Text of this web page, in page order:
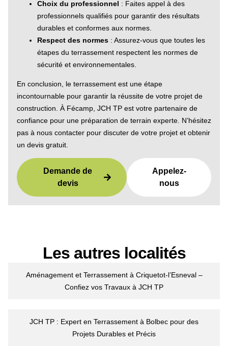
Choix du professionnel : Faites appel à des
professionnels qualifiés pour garantir des résultats
durables et conformes aux normes.
Respect des normes: Assurez-vous que toutes les
étapes du terrassement respectent les normes de
sécurité et environnementales.
En conclusion, le terrassement est une étape
incontournable pour garantir la réussite de votre projet de
construction. À Fécamp, JCH TP est votre partenaire de
confiance pour une préparation de terrain experte. N’hésitez
pas à nous contacter pour discuter de votre projet et obtenir
un devis gratuit.
Demande de
devis
Appelez-
nous
Les autres localités
Aménagement et Terrassement à Criquetot-l’Esneval –
Confiez vos Travaux à JCH TP
JCH TP : Expert en Terrassement à Bolbec pour des
Projets Durables et Précis